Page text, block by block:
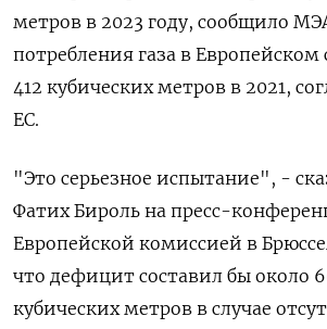
метров в 2023 году, сообщило
потребления газа в Европейском
412 кубических метров в 2021,
ЕС.
"Это серьезное испытание", -
Фатих Бироль на пресс-
Европейской комиссией в
что дефицит составил бы около
кубических метров в случае